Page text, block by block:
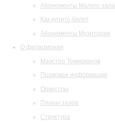
Абонементы Малого зала
Как купить билет
Абонементы Музитория
О филармонии
Маэстро Темирканов
Правовая информация
Оркестры
Планы залов
Структура